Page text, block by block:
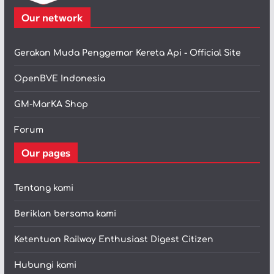
Our network
Gerakan Muda Penggemar Kereta Api - Official Site
OpenBVE Indonesia
GM-MarKA Shop
Forum
Our pages
Tentang kami
Beriklan bersama kami
Ketentuan Railway Enthusiast Digest Citizen
Hubungi kami